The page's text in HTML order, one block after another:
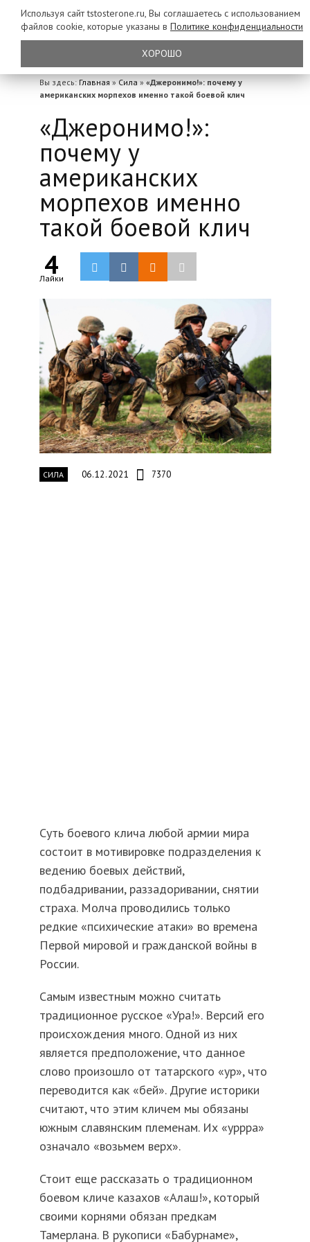
Вы здесь: Главная » Сила » «Джеронимо!»: почему у
американских морпехов именно такой боевой клич
«Джеронимо!»:
почему у
американских
морпехов именно
такой боевой клич
4
Лайки
СИЛА 06.12.2021 7370
Суть боевого клича любой армии мира
состоит в мотивировке подразделения к
ведению боевых действий,
подбадривании, раззадоривании, снятии
страха. Молча проводились только
редкие «психические атаки» во времена
Первой мировой и гражданской войны в
России.
Самым известным можно считать
традиционное русское «Ура!». Версий его
происхождения много. Одной из них
является предположение, что данное
слово произошло от татарского «ур», что
переводится как «бей». Другие историки
считают, что этим кличем мы обязаны
южным славянским племенам. Их «уррра»
означало «возьмем верх».
Стоит еще рассказать о традиционном
боевом кличе казахов «Алаш!», который
своими корнями обязан предкам
Тамерлана. В рукописи «Бабурнаме»,
Используя сайт tstosterone.ru, Вы соглашаетесь с использованием
файлов cookie, которые указаны в Политике конфиденциальности
ХОРОШО